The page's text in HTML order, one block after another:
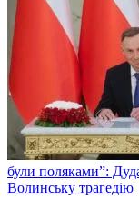
були поляками”:
Волинську трагедію